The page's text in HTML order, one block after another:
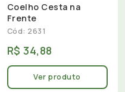
Coelho Cesta na
Frente
Cód: 2631
R$ 34,88
Ver produto